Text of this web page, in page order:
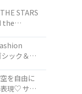
STARS
the
ック＆ロ
を自由に
現♡ サマ